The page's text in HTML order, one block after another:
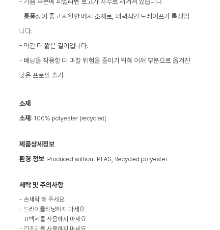
- 통풍성이 좋고 시원한 메시 소재로, 매력적인 드레이프가 특징입
니다.
- 약간 더 짧은 길이입니다.
- 배낭을 착용할 때 마찰 위험을 줄이기 위해 어깨 부분으로 옮겨진
낮은 프로필 솔기.
소재
소재 : 100% polyester (recycled)
제품상세정보
환경 정보: Produced without PFAS, Recycled polyester.
세탁 및 주의사항
- 손세탁 해 주세요.
- 드라이클리닝하지 마세요.
- 표백제를 사용하지 마세요.